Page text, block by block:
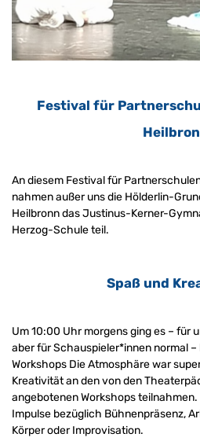
Festival für
An diesem Festival für
nahmen außer uns die Hölderlin-
Heilbronn das Justinus-Kerner-
Herzog-Schule teil.
Spaß und
Um 10:00 Uhr morgens ging es – für
aber für Schauspieler*innen normal
Workshops Die Atmosphäre war
Kreativität an den von den
angebotenen Workshops
Impulse bezüglich Bühnenpräsenz,
Körper oder Improvisation.